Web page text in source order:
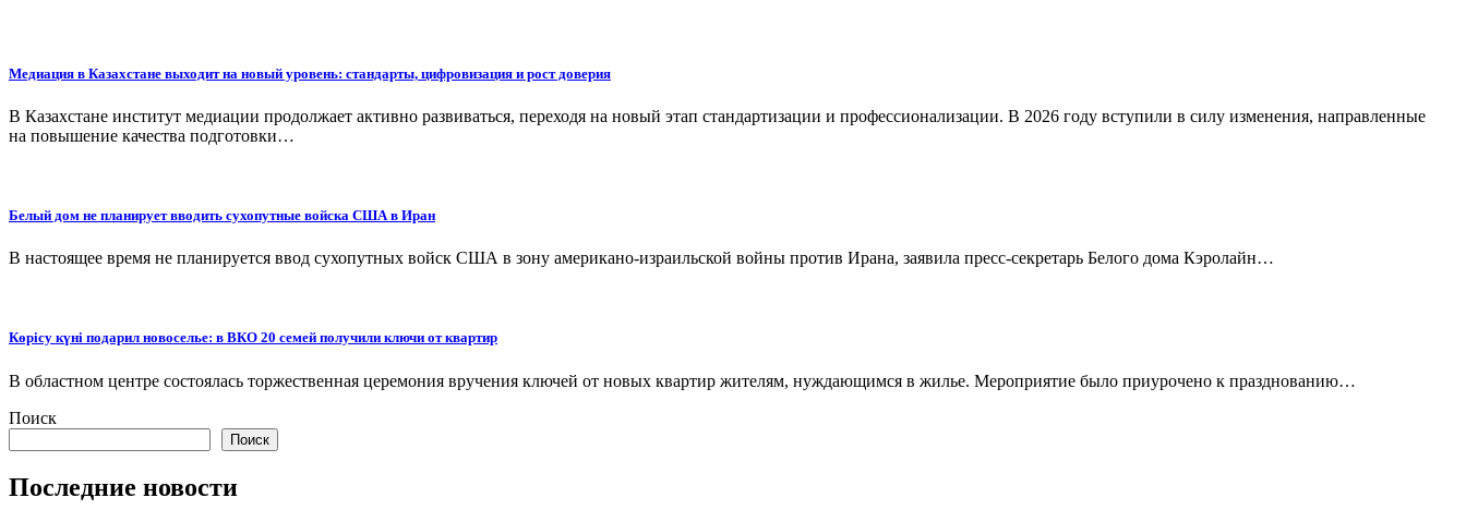
Медиация в Казахстане выходит на новый уровень: стандарты, цифровизация и рост доверия
В Казахстане институт медиации продолжает активно развиваться, переходя на новый этап стандартизации и профессионализации. В 2026 году вступили в силу изменения, направленные
на повышение качества подготовки…
Белый дом не планирует вводить сухопутные войска США в Иран
В настоящее время не планируется ввод сухопутных войск США в зону американо-израильской войны против Ирана, заявила пресс-секретарь Белого дома Кэролайн…
Көрісу күні подарил новоселье: в ВКО 20 семей получили ключи от квартир
В областном центре состоялась торжественная церемония вручения ключей от новых квартир жителям, нуждающимся в жилье. Мероприятие было приурочено к празднованию…
Поиск
Поиск
Последние новости